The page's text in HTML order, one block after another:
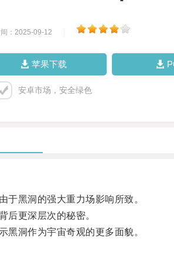
：2025-09-12
苹果下载
安卓市场，安全绿色
黑洞的强大重力场影响所致。
更深层次的秘密。
洞作为宇宙奇观的更多面貌。